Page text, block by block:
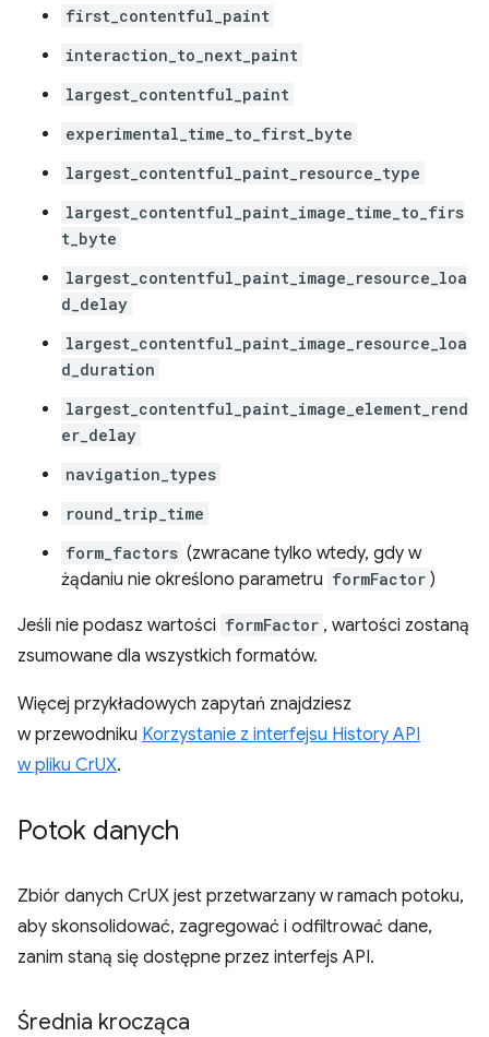
first_contentful_paint
interaction_to_next_paint
largest_contentful_paint
experimental_time_to_first_byte
largest_contentful_paint_resource_type
largest_contentful_paint_image_time_to_firs
t_byte
largest_contentful_paint_image_resource_loa
d_delay
largest_contentful_paint_image_resource_loa
d_duration
largest_contentful_paint_image_element_rend
er_delay
navigation_types
round_trip_time
form_factors (zwracane tylko wtedy, gdy w
żądaniu nie określono parametru formFactor )
Jeśli nie podasz wartości formFactor , wartości zostaną
zsumowane dla wszystkich formatów.
Więcej przykładowych zapytań znajdziesz
w przewodniku Korzystanie z interfejsu History API
w pliku CrUX.
Potok danych
Zbiór danych CrUX jest przetwarzany w ramach potoku,
aby skonsolidować, zagregować i odfiltrować dane,
zanim staną się dostępne przez interfejs API.
Średnia krocząca